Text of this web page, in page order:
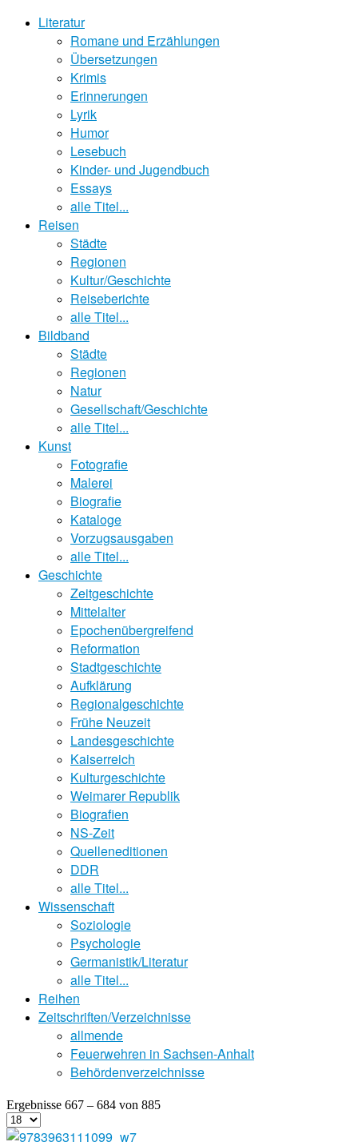
Literatur
Romane und Erzählungen
Übersetzungen
Krimis
Erinnerungen
Lyrik
Humor
Lesebuch
Kinder- und Jugendbuch
Essays
alle Titel...
Reisen
Städte
Regionen
Kultur/Geschichte
Reiseberichte
alle Titel...
Bildband
Städte
Regionen
Natur
Gesellschaft/Geschichte
alle Titel...
Kunst
Fotografie
Malerei
Biografie
Kataloge
Vorzugsausgaben
alle Titel...
Geschichte
Zeitgeschichte
Mittelalter
Epochenübergreifend
Reformation
Stadtgeschichte
Aufklärung
Regionalgeschichte
Frühe Neuzeit
Landesgeschichte
Kaiserreich
Kulturgeschichte
Weimarer Republik
Biografien
NS-Zeit
Quelleneditionen
DDR
alle Titel...
Wissenschaft
Soziologie
Psychologie
Germanistik/Literatur
alle Titel...
Reihen
Zeitschriften/Verzeichnisse
allmende
Feuerwehren in Sachsen-Anhalt
Behördenverzeichnisse
Ergebnisse 667 – 684 von 885